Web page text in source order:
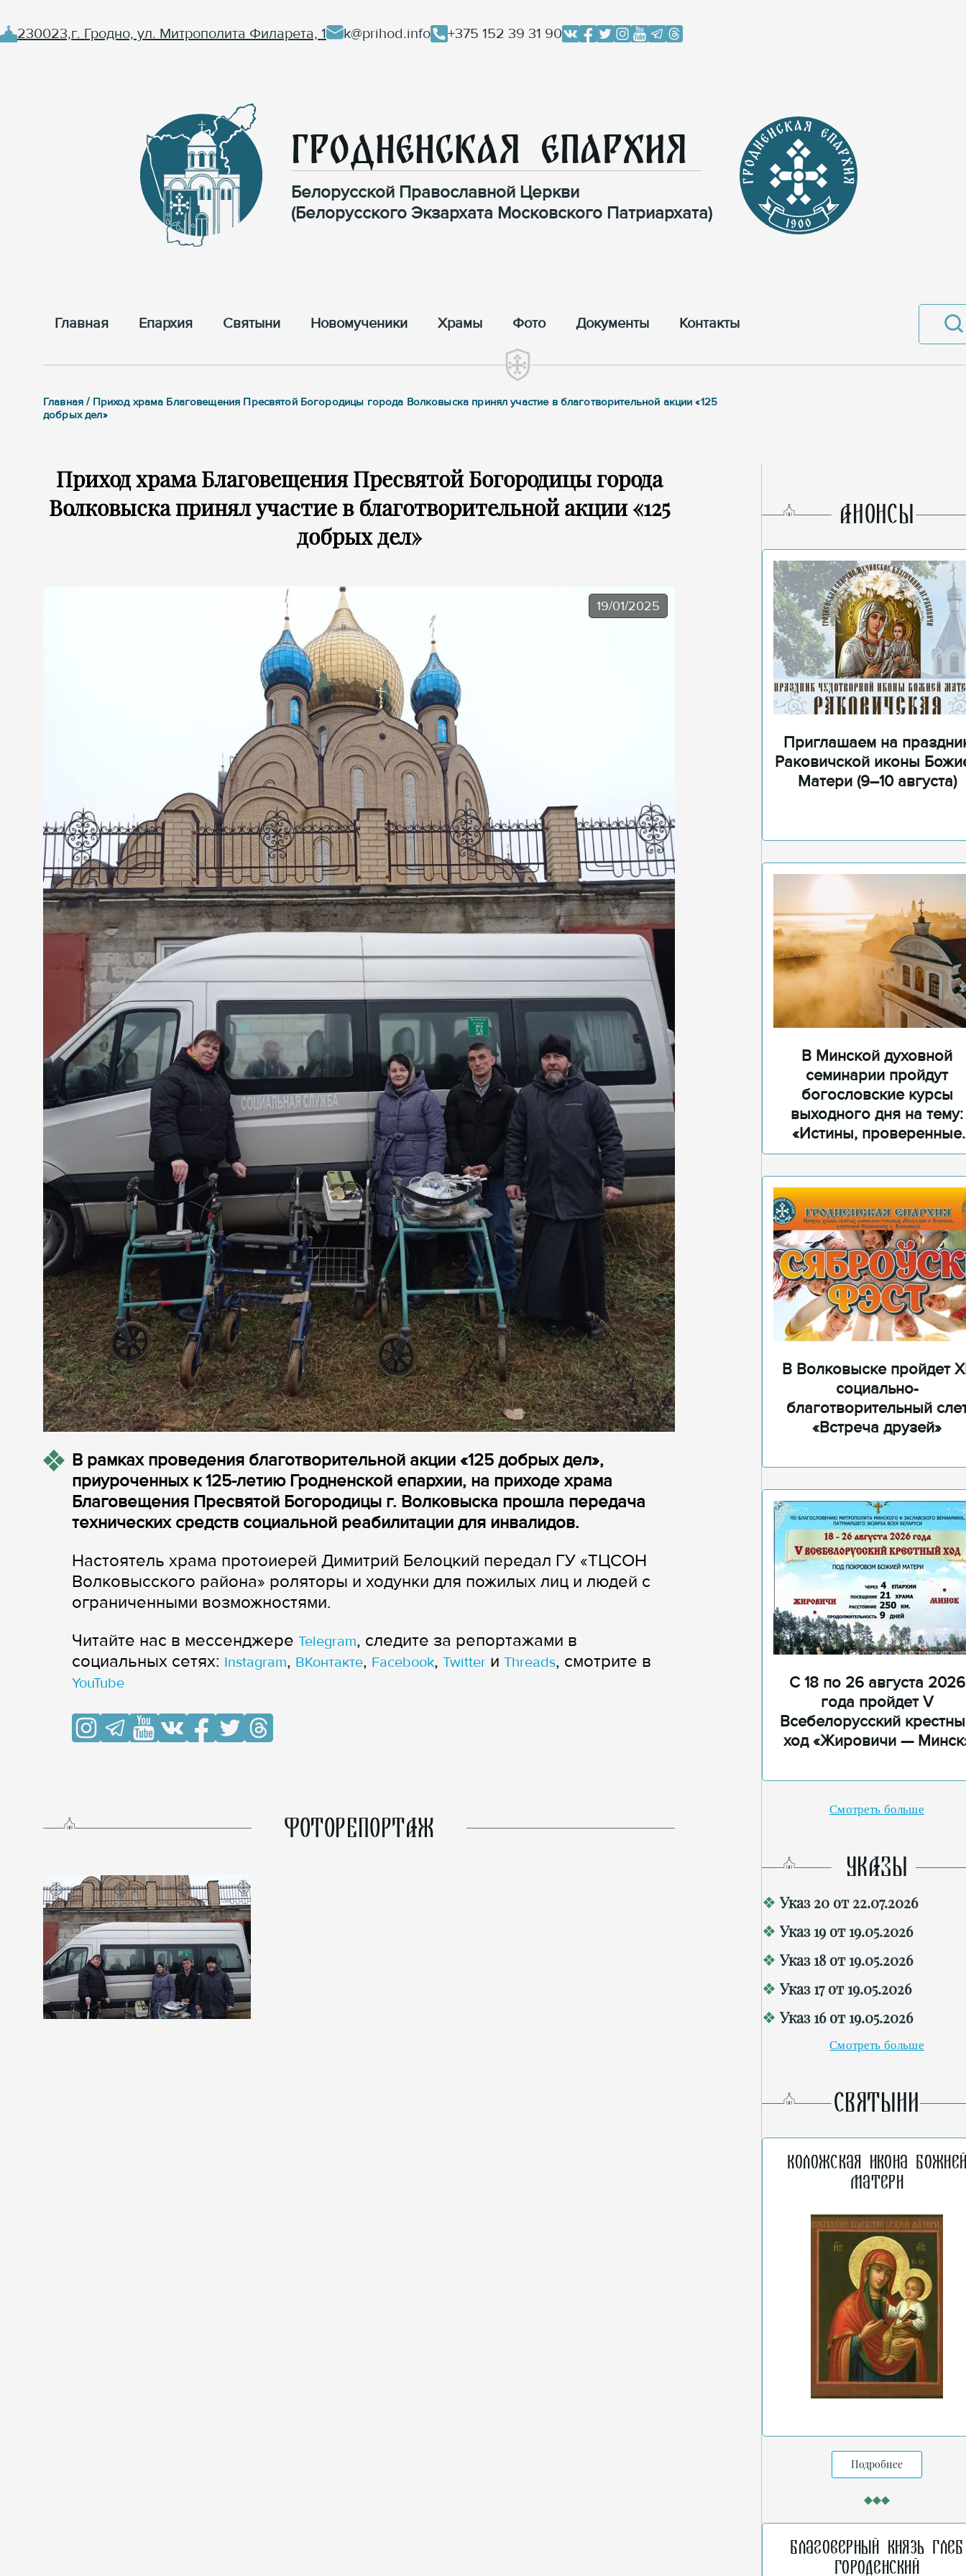
230023,г. Гродно, ул. Митрополита Филарета, 1 k@prihod.info +375 152 39 31 90
Гродненская Епархия
Белорусской Православной Церкви
(Белорусского Экзархата Московского Патриархата)
Главная Епархия Cвятыни Новомученики Храмы Фото Документы Контакты
Главная / Приход храма Благовещения Пресвятой Богородицы города Волковыска принял участие в благотворительной акции «125
добрых дел»
Приход храма Благовещения Пресвятой Богородицы города
Волковыска принял участие в благотворительной акции «125
добрых дел»
19/01/2025
В рамках проведения благотворительной акции «125 добрых дел»,
приуроченных к 125-летию Гродненской епархии, на приходе храма
Благовещения Пресвятой Богородицы г. Волковыска прошла передача
технических средств социальной реабилитации для инвалидов.
Настоятель храма протоиерей Димитрий Белоцкий передал ГУ «ТЦСОН
Волковысского района» роляторы и ходунки для пожилых лиц и людей с
ограниченными возможностями.
Читайте нас в мессенджере Telegram, следите за репортажами в
cоциальных сетях: Instagram, ВКонтакте, Facebook, Twitter и Threads, смотрите в
YouTube
ФОТОРЕПОРТАЖ
AНОНСЫ
Приглашаем на
Раковичской иконы
Матери (9–10 августа)
В Минской духовной
семинарии пройдут
богословские курсы
выходного дня на тему:
«Истины, проверенные
временем»
В Волковыске пройдет
социально-
благотворительный
«Встреча друзей»
С 18 по 26 августа 2026
года пройдет V
Всебелорусский
ход «Жировичи —
Смотреть больше
УКАЗЫ
Указ 20 от 22.07.2026
Указ 19 от 19.05.2026
Указ 18 от 19.05.2026
Указ 17 от 19.05.2026
Указ 16 от 19.05.2026
Смотреть больше
СВЯТЫНИ
Коложская икона
Матери
Подробнее
Благоверный князь Глеб
Городенский